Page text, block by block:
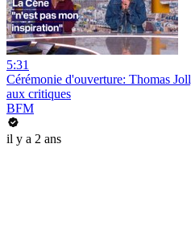
5:31
Cérémonie d'ouverture: Thomas
aux critiques
BFM
il y a 2 ans